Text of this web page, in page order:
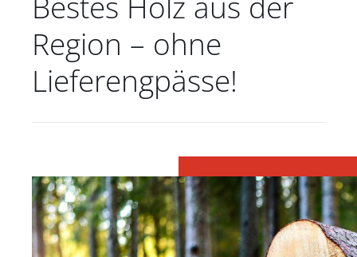
Region – ohne
Lieferengpässe!